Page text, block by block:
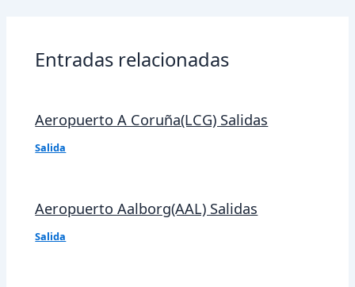
Entradas relacionadas
Aeropuerto A Coruña(LCG) Salidas
Salida
Aeropuerto Aalborg(AAL) Salidas
Salida